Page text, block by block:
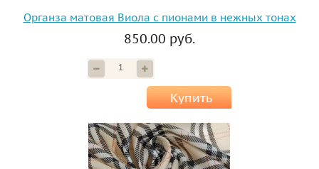
Органза матовая Виола с пионами в нежных тонах
850.00 руб.
Купить